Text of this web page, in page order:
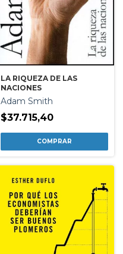
LA RIQUEZA DE LAS
NACIONES
Adam Smith
$37.715,40